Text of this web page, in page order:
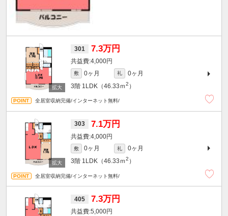
301 7.3万円
4,000円
敷 0ヶ月 礼
0ヶ月
3階 1LDK（46.33ｍ2 ）
全居室収納完備/インターネット無料/
303 7.1万円
4,000円
敷 0ヶ月 礼
0ヶ月
3階 1LDK（46.33ｍ2 ）
全居室収納完備/インターネット無料/
405 7.3万円
5,000円